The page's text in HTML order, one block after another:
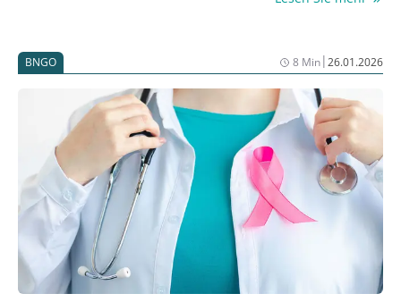
PET/CT) als Staging-Tool hat sich die Präzision der
neue, individualisierte Behandlungswege. Parallel
dazu erweitern innovative Substanzklassen wie PARP-
Inhibitoren und Radioliganden-Therapien die
Optionen für die Betroffenen. Im Interview mit
JOURNAL ONKOLOGIE erklärt Prof. Dr. Axel S.
Merseburger, Direktor der Klinik für Urologie am
Universitätsklinikum Schleswig-Holstein, wie
Biomarker, Krankheitsdynamik und
Patientenpräferenzen heute die Therapie­sequenz
bestimmen und welche Entwicklungen die Zukunft der
Präzisionsonkologie prägen werden.
BNGO 8 Min|26.01.2026